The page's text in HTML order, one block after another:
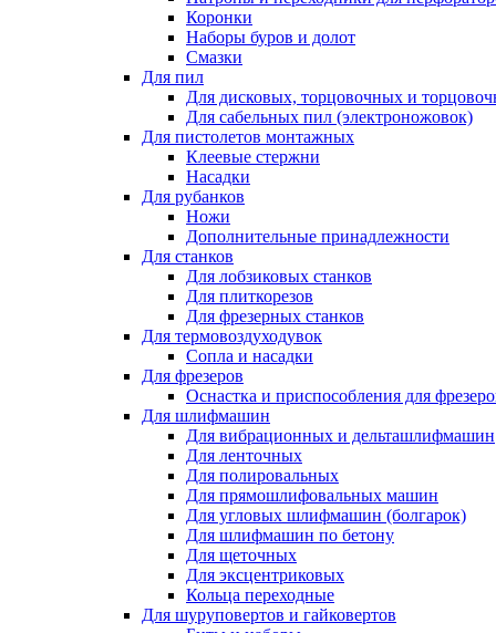
Коронки
Наборы буров и долот
Смазки
Для пил
Для дисковых, торцовочных и
Для сабельных пил (электроножовок)
Для пистолетов монтажных
Клеевые стержни
Насадки
Для рубанков
Ножи
Дополнительные принадлежности
Для станков
Для лобзиковых станков
Для плиткорезов
Для фрезерных станков
Для термовоздуходувок
Сопла и насадки
Для фрезеров
Оснастка и приспособления для
Для шлифмашин
Для вибрационных и дельташлифмашин
Для ленточных
Для полировальных
Для прямошлифовальных машин
Для угловых шлифмашин (болгарок)
Для шлифмашин по бетону
Для щеточных
Для эксцентриковых
Кольца переходные
Для шуруповертов и гайковертов